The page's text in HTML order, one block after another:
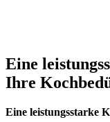
Eine
Ihre
Eine leistungsstarke